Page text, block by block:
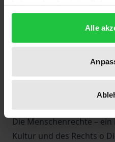
gesammelt haben.
Alle
europäischen
der chinesischen,
unterschiedlichen
die die praktische
Aus dem Inhalt:
Die Menschenrechte –
Kultur und des Rechts o